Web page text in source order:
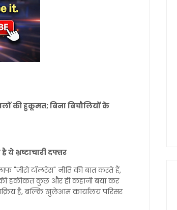
की हुकूमत; बिना बिचौलियों के
ये भ्रष्टाचारी दफ्तर
"जीरो टॉलरेंस" नीति की बात करते हैं,
हकीकत कुछ और ही कहानी बयां कर
है, बल्कि खुलेआम कार्यालय परिसर